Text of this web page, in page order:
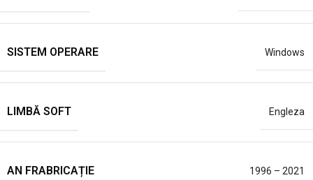
SISTEM OPERARE Windows
LIMBĂ SOFT Engleza
AN FRABRICAȚIE 1996 – 2021